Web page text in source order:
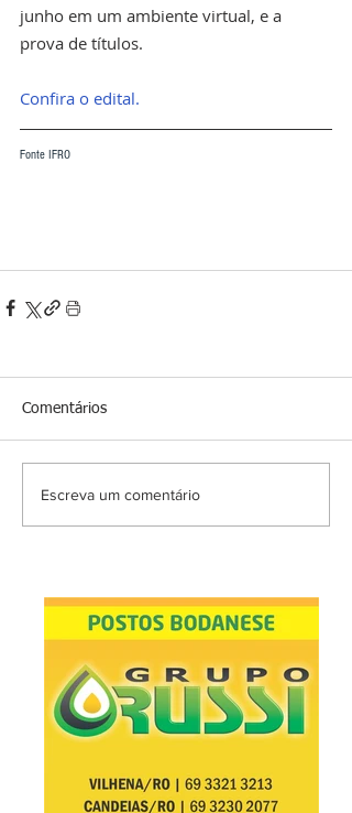
junho em um ambiente virtual, e a
prova de títulos.
Confira o edital.
Fonte IFRO
Comentários
Escreva um comentário